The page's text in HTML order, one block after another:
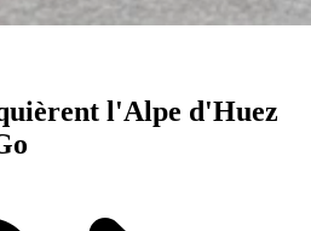
l'Alpe d'Huez